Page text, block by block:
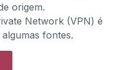
origem.
Network (VPN) é
fontes.